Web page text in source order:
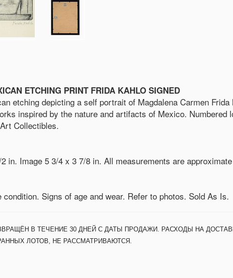
ETCHING PRINT FRIDA KAHLO SIGNED
etching depicting a self portrait of Magdalena Carmen
inspired by the nature and artifacts of Mexico.
Collectibles.
in. Image 5 3/4 x 3 7/8 in. All measurements are approximate
Signs of age and wear. Refer to photos. Sold As Is.
В ТЕЧЕНИЕ 30 ДНЕЙ С ДАТЫ ПРОДАЖИ. РАСХОДЫ НА
ЛОТОВ, НЕ РАССМАТРИВАЮТСЯ.